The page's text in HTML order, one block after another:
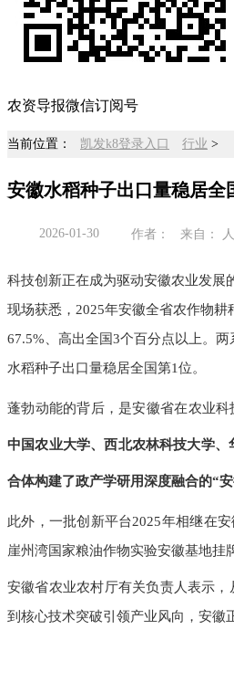
农资导报微信订阅号
当前位置： 凯发k8登录入口 行业 >
安徽水稻种子出口量稳居全
2026-01-30 作者： 来自： 人
科技创新正在成为驱动安徽农业发展
现场获悉，2025年安徽全省农作物
67.5%、高出全国3个百分点以上。
水稻种子出口量稳居全国第1位。
蓬勃动能的背后，是安徽省在农业
中国农业大学、西北农林科技大学
合体构建了政产学研用深度融合的“
此外，一批创新平台2025年相继在
崖州湾国家粮油作物实验安徽基地挂
安徽省农业农村厅有关负责人表示
到核心技术突破引领产业风向，安徽